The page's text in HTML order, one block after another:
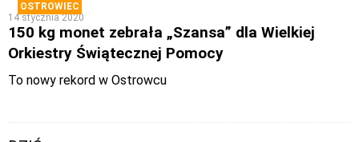
OSTROWIEC
14 stycznia 2020
150 kg monet zebrała „Szansa” dla Wielkiej
Orkiestry Świątecznej Pomocy
To nowy rekord w Ostrowcu